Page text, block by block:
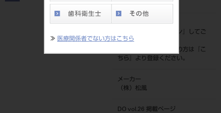
≫ 医療関係者でない方はこちら
標準価格
ログイン
』してご
覧ください。
ネット会員登録がまだの方は『
こ
ちら
』より登録ください。
メーカー
（株）松風
DO vol.26 掲載ページ